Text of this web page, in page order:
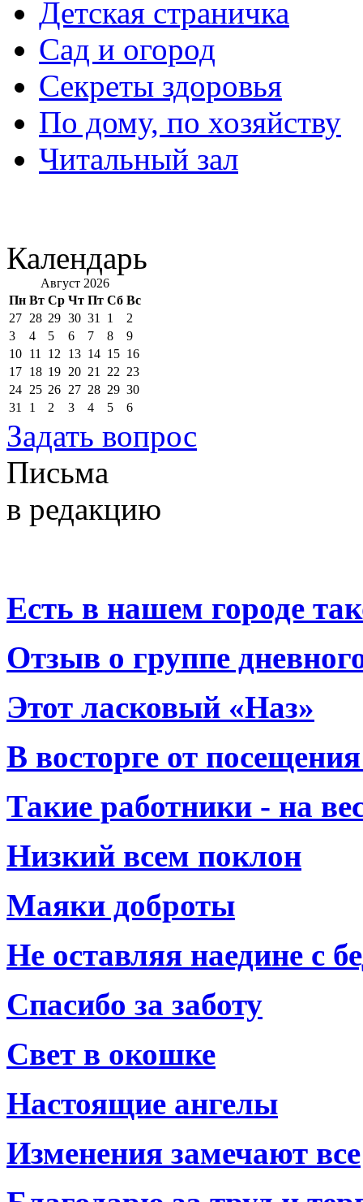
Детская страничка
Сад и огород
Секреты здоровья
По дому, по хозяйству
Читальный зал
Календарь
Август 2026
Пн Вт Ср Чт Пт Сб Вс
27 28 29 30 31 1
2
3
4 5 6 7 8
9
10 11 12 13 14 15 16
17 18 19 20 21 22 23
24 25 26 27 28 29 30
31
1 2 3 4 5 6
Задать вопрос
Письма
в редакцию
Есть в нашем городе
Отзыв о группе
Этот ласковый «Наз»
В восторге от
Такие работники - на
Низкий всем поклон
Маяки доброты
Не оставляя наедине с
Спасибо за заботу
Свет в окошке
Настоящие ангелы
Изменения замечают все